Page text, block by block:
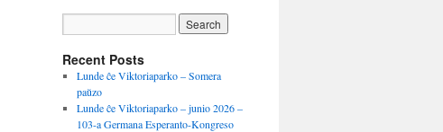
Recent Posts
Lunde ĉe Viktoriaparko – Somera
paŭzo
Lunde ĉe Viktoriaparko – junio 2026 –
103-a Germana Esperanto-Kongreso